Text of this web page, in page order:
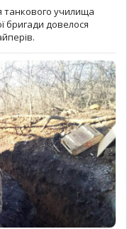
танкового училища
бригади довелося